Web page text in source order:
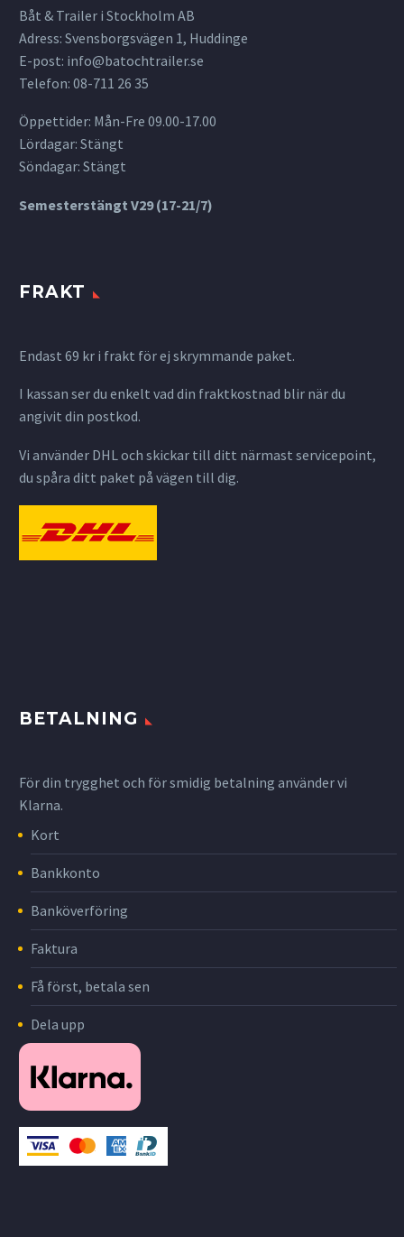
Båt & Trailer i Stockholm AB
Adress: Svensborgsvägen 1, Huddinge
E-post: info@batochtrailer.se
Telefon: 08-711 26 35
Öppettider: Mån-Fre 09.00-17.00
Lördagar: Stängt
Söndagar: Stängt
Semesterstängt V29 (17-21/7)
FRAKT
Endast 69 kr i frakt för ej skrymmande paket.
I kassan ser du enkelt vad din fraktkostnad blir när du
angivit din postkod.
Vi använder DHL och skickar till ditt närmast servicepoint,
du spåra ditt paket på vägen till dig.
BETALNING
För din trygghet och för smidig betalning använder vi
Klarna.
Kort
Bankkonto
Banköverföring
Faktura
Få först, betala sen
Dela upp